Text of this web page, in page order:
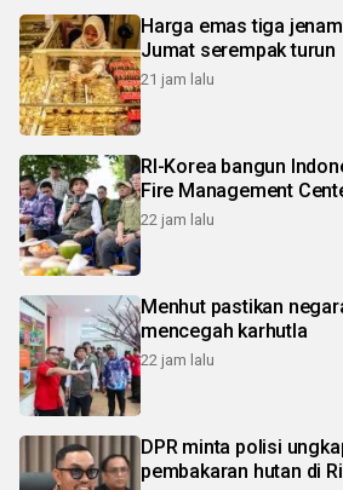
Harga emas tiga
Jumat serempak turun
21 jam lalu
RI-Korea bangun
Fire Management
22 jam lalu
Menhut pastikan
mencegah karhutla
22 jam lalu
DPR minta polisi
pembakaran hutan di